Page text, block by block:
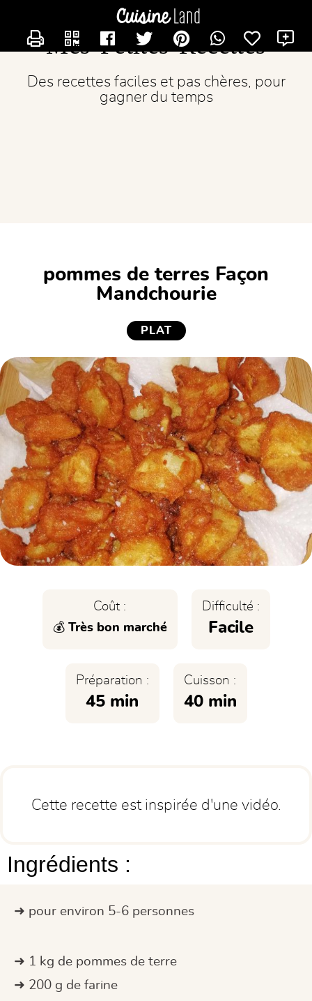
Mes Petites Recettes
Des recettes faciles et pas chères, pour
gagner du temps
pommes de terres Façon
Mandchourie
PLAT
Coût :
💰 Très bon marché
Difficulté :
Facile
Préparation :
45 min
Cuisson :
40 min
Cette recette est inspirée d'une vidéo.
Ingrédients :
pour environ 5-6 personnes
1 kg de pommes de terre
200 g de farine
CONTACTER LICORNE77